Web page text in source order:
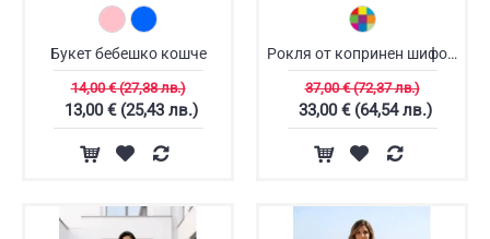
Букет бебешко кошче
14,00 € (27,38 лв.)
13,00 € (25,43 лв.)
Рокля от копринен шифон FERVENTE
37,00 € (72,37 лв.)
33,00 € (64,54 лв.)